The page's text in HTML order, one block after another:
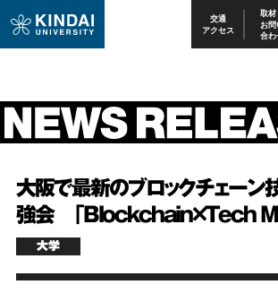
交通
アクセス
取材
お問
合わ
大阪で最新のブロックチェーン
強会 「Blockchain×Tech
大学